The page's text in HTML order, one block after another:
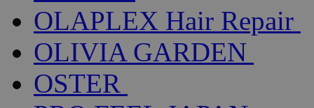
OLAPLEX Hair Repair
OLIVIA GARDEN
OSTER